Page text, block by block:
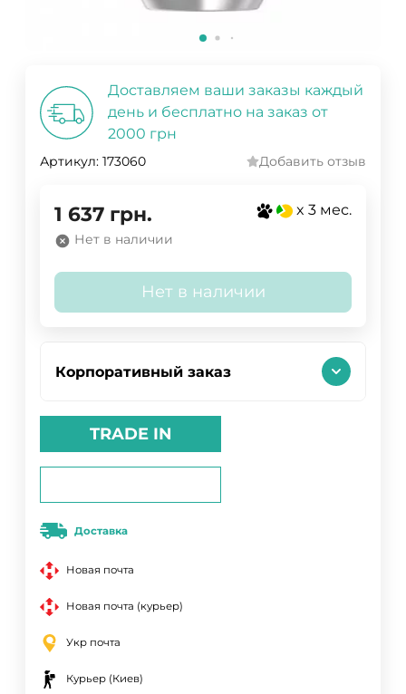
Доставляем ваши заказы каждый
день и бесплатно на заказ от
2000 грн
Артикул: 173060 Добавить отзыв
1 637 грн. x 3 мес.
Нет в наличии
Нет в наличии
Корпоративный заказ
TRADE IN
Доставка
Новая почта
Новая почта (курьер)
Укр почта
Курьер (Киев)